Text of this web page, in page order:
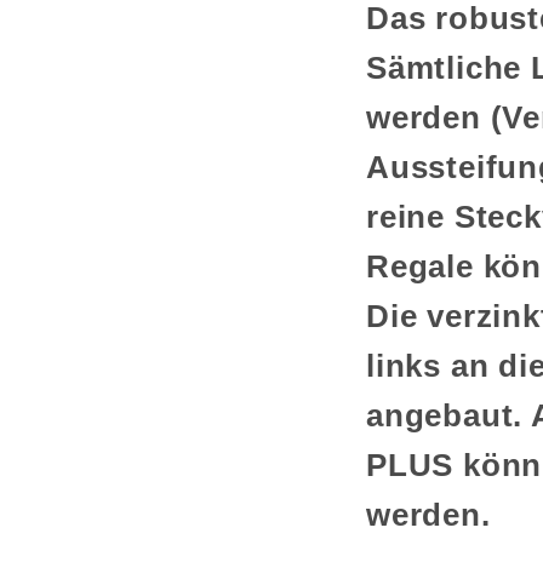
Das
Sämtliche
werden
reine
Regale
Die
links an
angebaut.
PLUS
werden.